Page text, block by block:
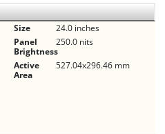
Size
24.0 inches
Panel
Brightness
250.0 nits
Active
Area
527.04x296.46 mm